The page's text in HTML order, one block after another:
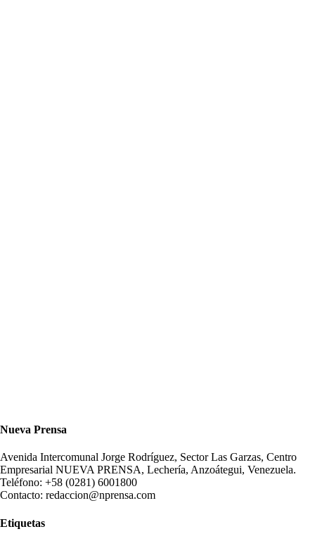
Nueva Prensa
Avenida Intercomunal Jorge Rodríguez, Sector Las Garzas, Centro
Empresarial NUEVA PRENSA, Lechería, Anzoátegui, Venezuela.
Teléfono: +58 (0281) 6001800
Contacto: redaccion@nprensa.com
Etiquetas